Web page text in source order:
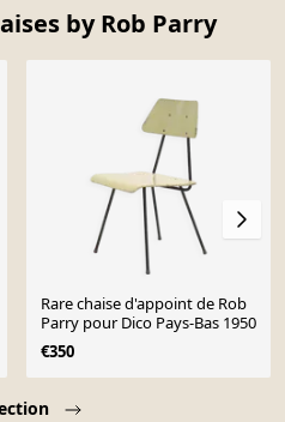
by Rob Parry
Rare chaise d'appoint de Rob
Parry pour Dico Pays-Bas 1950
€350